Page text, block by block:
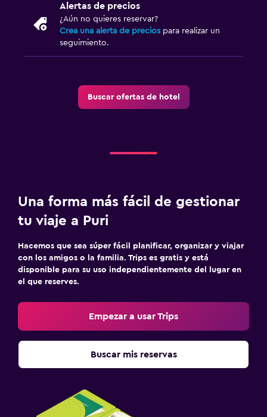
Alertas de precios
¿Aún no quieres reservar?
Crea una alerta de precios para realizar un
seguimiento.
Buscar ofertas de hotel
Una forma más fácil de gestionar
tu viaje a Puri
Hacemos que sea súper fácil planificar, organizar y viajar
con los amigos o la familia. Trips es gratis y está
disponible para su uso independientemente del lugar en
el que reserves.
Empezar a usar Trips
Buscar mis reservas